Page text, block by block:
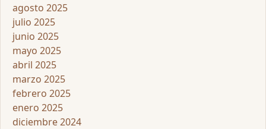
agosto 2025
julio 2025
junio 2025
mayo 2025
abril 2025
marzo 2025
febrero 2025
enero 2025
diciembre 2024